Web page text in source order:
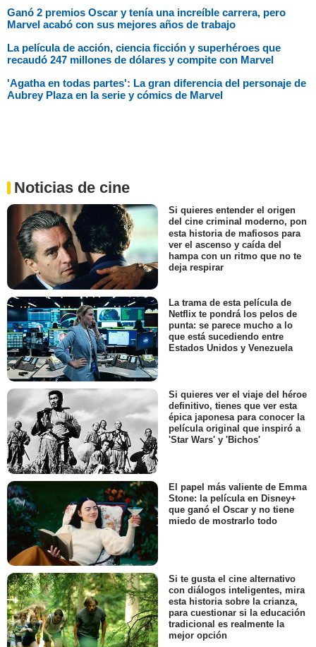
Ganó 2 premios Oscar y tenía una increíble carrera, pero
Marvel acabó con sus mejores años de trabajo
La película de acción, ciencia ficción y superhéroes que
recaudó 247 millones de dólares y compite con Marvel
'Agatha en todas partes': La gran diferencia del personaje de
Aubrey Plaza en la serie y cómics de Marvel
Noticias de cine
Si quieres entender el origen
del cine criminal moderno, pon
esta historia de mafiosos para
ver el ascenso y caída del
hampa con un ritmo que no te
deja respirar
La trama de esta película de
Netflix te pondrá los pelos de
punta: se parece mucho a lo
que está sucediendo entre
Estados Unidos y Venezuela
Si quieres ver el viaje del héroe
definitivo, tienes que ver esta
épica japonesa para conocer la
película original que inspiró a
'Star Wars' y 'Bichos'
El papel más valiente de Emma
Stone: la película en Disney+
que ganó el Oscar y no tiene
miedo de mostrarlo todo
Si te gusta el cine alternativo
con diálogos inteligentes, mira
esta historia sobre la crianza,
para cuestionar si la educación
tradicional es realmente la
mejor opción